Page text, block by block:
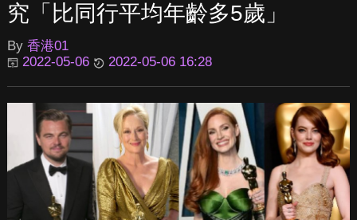
究「比同行平均年齡多5歲」
By 香港01
2022-05-06
2022-05-06 16:28